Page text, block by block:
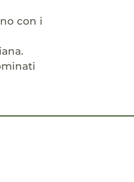
con i